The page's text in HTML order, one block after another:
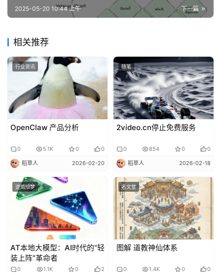
下一篇
2025-05-20 10:44 上午
相关推荐
行业资讯
OpenClaw 产品分析
0 5.1K 0 0
稻草人 2026-02-20
随笔
2video.cn停止免费服务
0 854 0 0
稻草人 2026-02-18
逆熵绘梦
AT本地大模型：AI时代的“轻
装上阵”革命者
0 1.1K 0 2
名文堂
图解 道教神仙体系
0 1.4K 0 0